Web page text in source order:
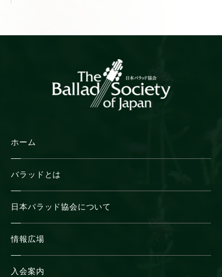
ブ
ホーム
バラッドとは
日本バラッド協会について
情報広場
入会案内